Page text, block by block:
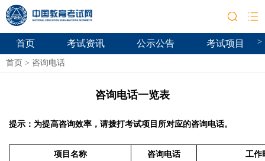
首页 考试资讯 公示公告 考试项目 >
首页 > 咨询电话
咨询电话一览表
提示：为提高咨询效率，请拨打考试项目所对应的咨询电话。
项目名称 咨询电话 工作